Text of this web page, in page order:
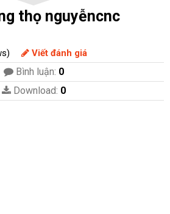
thọ nguyễncnc
Viết đánh giá
Bình luận: 0
Download: 0